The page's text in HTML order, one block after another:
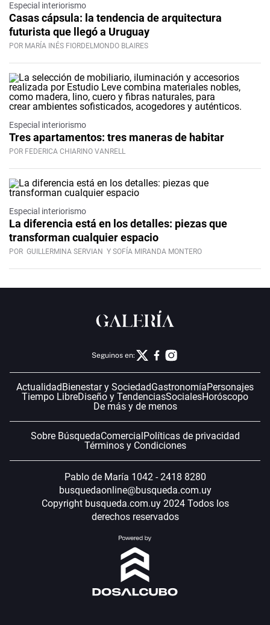
Especial interiorismo
Casas cápsula: la tendencia de arquitectura
futurista que llegó a Uruguay
POR MARÍA INÉS FIORDELMONDO BLAIRES
Especial interiorismo
Tres apartamentos: tres maneras de habitar
POR FEDERICA CHIARINO VANRELL
Especial interiorismo
La diferencia está en los detalles: piezas que
transforman cualquier espacio
POR GUILLERMINA SERVIAN Y SOFÍA MIRANDA MONTERO
Seguinos en:
Actualidad Bienestar y SociedadGastronomíaPersonajes
Tiempo LibreDiseño y TendenciasSocialesHoróscopo
De más y de menos
Sobre BúsquedaComercial Políticas de privacidad
Términos y Condiciones
Pablo de María 1042 - 2418 8280
busquedaonline@busqueda.com.uy
Copyright busqueda.com.uy 2024 Todos los
derechos reservados